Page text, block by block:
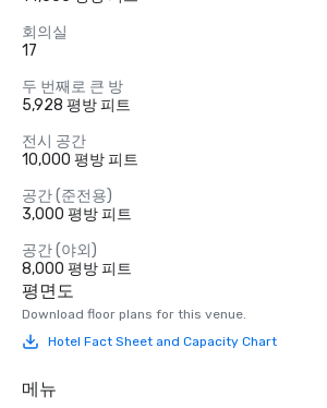
회의실
17
두 번째로 큰 방
5,928 평방 피트
전시 공간
10,000 평방 피트
공간 (준전용)
3,000 평방 피트
공간 (야외)
8,000 평방 피트
평면도
Download floor plans for this venue.
Hotel Fact Sheet and Capacity Chart
메뉴